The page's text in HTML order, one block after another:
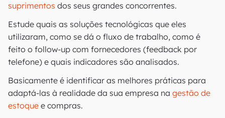
suprimentos dos seus grandes concorrentes.
Estude quais as soluções tecnológicas que eles
utilizaram, como se dá o fluxo de trabalho, como é
feito o follow-up com fornecedores (feedback por
telefone) e quais indicadores são analisados.
Basicamente é identificar as melhores práticas para
adaptá-las à realidade da sua empresa na gestão de
estoque e compras.